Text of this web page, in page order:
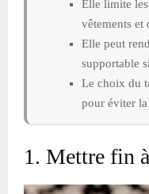
Elle limite
vêtements et
Elle peut
supportable
Le choix du
pour éviter la
1. Mettre fin